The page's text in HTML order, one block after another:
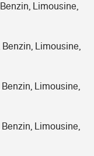
Limousine,
Benzin, Limousine,
Benzin, Limousine,
Benzin, Limousine,